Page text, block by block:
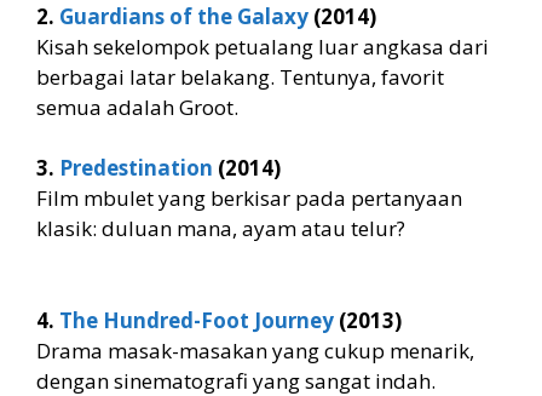
2. Guardians of the Galaxy (2014)
Kisah sekelompok petualang luar angkasa dari
berbagai latar belakang. Tentunya, favorit
semua adalah Groot.
3. Predestination (2014)
Film mbulet yang berkisar pada pertanyaan
klasik: duluan mana, ayam atau telur?
4. The Hundred-Foot Journey (2013)
Drama masak-masakan yang cukup menarik,
dengan sinematografi yang sangat indah.